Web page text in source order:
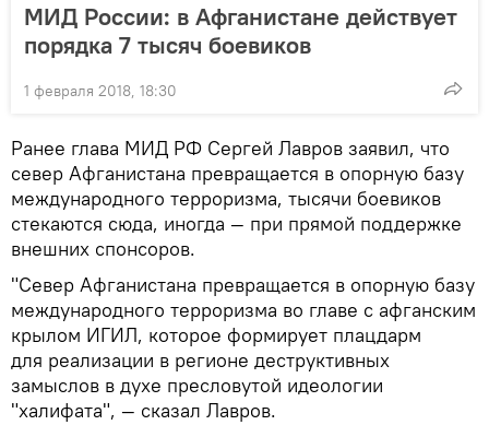
МИД России: в Афганистане действует
порядка 7 тысяч боевиков
1 февраля 2018, 18:30
Ранее глава МИД РФ Сергей Лавров заявил, что
север Афганистана превращается в опорную базу
международного терроризма, тысячи боевиков
стекаются сюда, иногда — при прямой поддержке
внешних спонсоров.
"Север Афганистана превращается в опорную базу
международного терроризма во главе с афганским
крылом ИГИЛ, которое формирует плацдарм
для реализации в регионе деструктивных
замыслов в духе пресловутой идеологии
"халифата", — сказал Лавров.